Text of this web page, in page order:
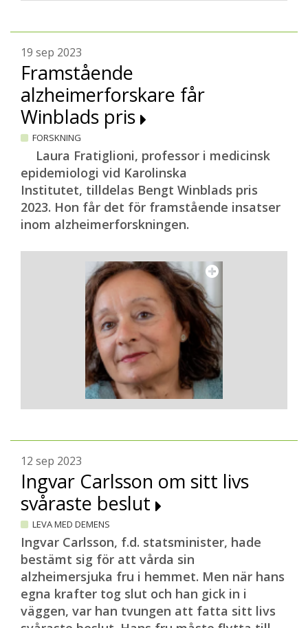
19 sep 2023
Framstående
alzheimerforskare får
Winblads pris
FORSKNING
Laura Fratiglioni, professor i medicinsk
epidemiologi vid Karolinska
Institutet, tilldelas Bengt Winblads pris
2023. Hon får det för framstående insatser
inom alzheimerforskningen.
12 sep 2023
Ingvar Carlsson om sitt livs
svåraste beslut
LEVA MED DEMENS
Ingvar Carlsson, f.d. statsminister, hade
bestämt sig för att vårda sin
alzheimersjuka fru i hemmet. Men när hans
egna krafter tog slut och han gick in i
väggen, var han tvungen att fatta sitt livs